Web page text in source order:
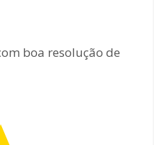
boa resolução de